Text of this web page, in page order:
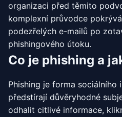
organizaci před těmito
komplexní průvodce
podezřelých e-mailů po
phishingového útoku.
Co je phishing a
Phishing je forma sociálního
předstírají důvěryhodné
odhalit citlivé informace,